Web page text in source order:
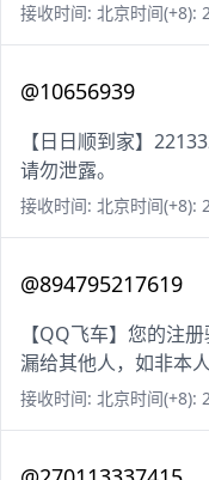
接收时间: 北京时间(+8):
@10656939
【日日顺到家】
请勿泄露。
接收时间: 北京时间(+8):
@894795217619
【QQ飞车】您的注
漏给其他人，如非本
接收时间: 北京时间(+8):